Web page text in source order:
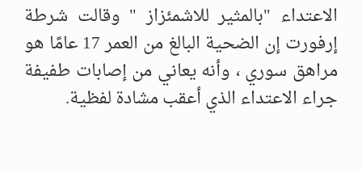
الاعتداء "بالمثير للاشمئزاز " وقالت شرطة
إرفورت إن الضحية البالغ من العمر 17 عامًا هو
مراهق سوري ، وأنه يعاني من إصابات طفيفة
جراء الاعتداء الذي أعقب مشادة لفظية.